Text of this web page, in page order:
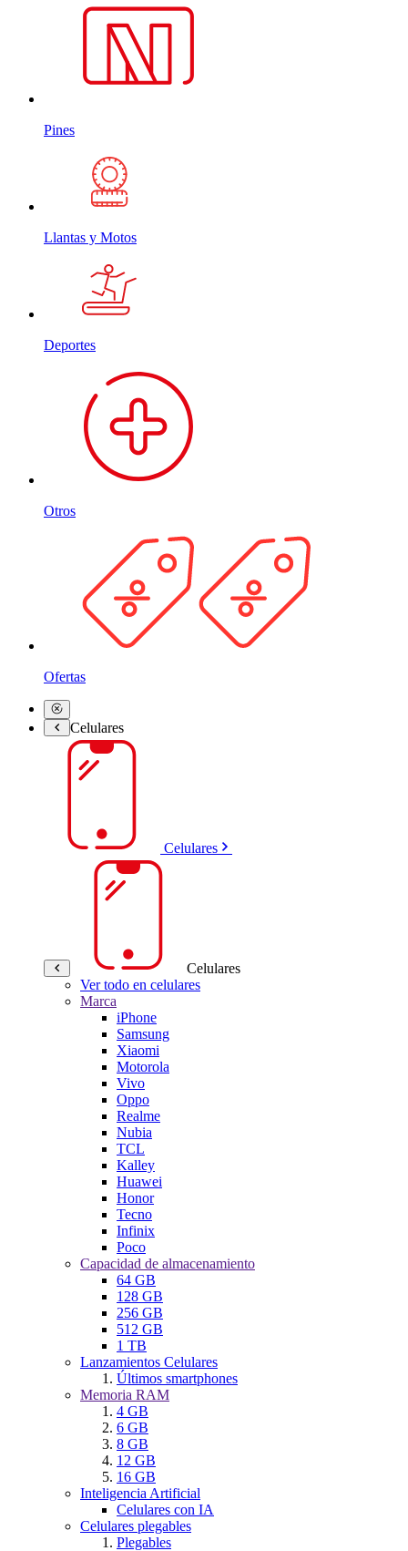
Pines
Llantas y Motos
Deportes
Otros
Ofertas
Celulares
Celulares
Celulares
Ver todo en celulares
Marca
iPhone
Samsung
Xiaomi
Motorola
Vivo
Oppo
Realme
Nubia
TCL
Kalley
Huawei
Honor
Tecno
Infinix
Poco
Capacidad de almacenamiento
64 GB
128 GB
256 GB
512 GB
1 TB
Lanzamientos Celulares
Últimos smartphones
Memoria RAM
4 GB
6 GB
8 GB
12 GB
16 GB
Inteligencia Artificial
Celulares con IA
Celulares plegables
Plegables